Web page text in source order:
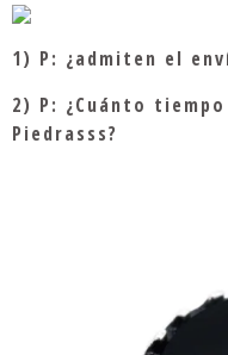
1) P: ¿admiten el
2) P: ¿Cuánto
Piedrasss?